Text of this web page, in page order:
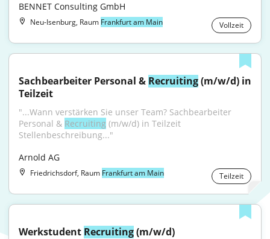
BENNET Consulting GmbH
Neu-Isenburg, Raum Frankfurt am Main Vollzeit
Sachbearbeiter Personal & Recruiting (m/w/d) in
Teilzeit
"...Wann verstärken Sie unser Team? Sachbearbeiter
Personal & Recruiting (m/w/d) in Teilzeit
Stellenbeschreibung..."
Arnold AG
Friedrichsdorf, Raum Frankfurt am Main Teilzeit
Werkstudent Recruiting (m/w/d)